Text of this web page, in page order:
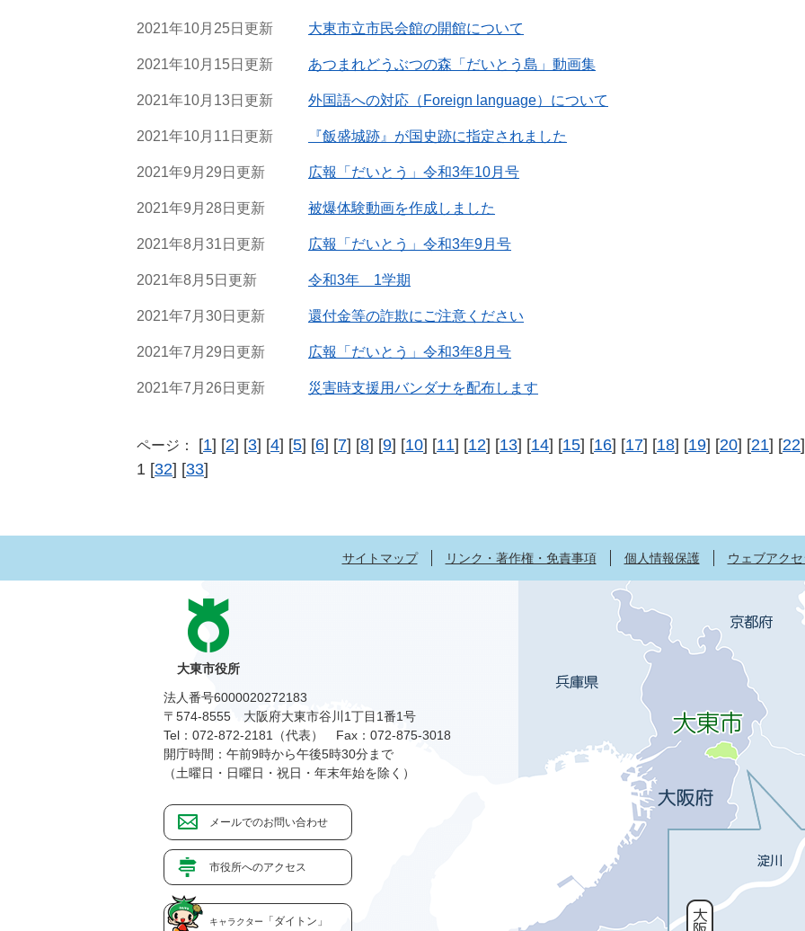
2021年10月25日更新 大東市立市民会館の開館について
2021年10月15日更新 あつまれどうぶつの森「だいとう島」動画集
2021年10月13日更新 外国語への対応（Foreign language）について
2021年10月11日更新 『飯盛城跡』が国史跡に指定されました
2021年9月29日更新 広報「だいとう」令和3年10月号
2021年9月28日更新 被爆体験動画を作成しました
2021年8月31日更新 広報「だいとう」令和3年9月号
2021年8月5日更新 令和3年 1学期
2021年7月30日更新 還付金等の詐欺にご注意ください
2021年7月29日更新 広報「だいとう」令和3年8月号
2021年7月26日更新 災害時支援用バンダナを配布します
ページ： [1] [2] [3] [4] [5] [6] [7] [8] [9] [10] [11] [12] [13] [14] [15] [16] [17] [18] [19] [20] [21] [22
1 [32] [33]
サイトマップ リンク・著作権・免責事項 個人情報保護 ウェブアク
大東市役所
法人番号6000020272183
〒574-8555 大阪府大東市谷川1丁目1番1号
Tel：072-872-2181（代表）
Fax：072-875-3018
開庁時間：午前9時から午後5時30分まで
（土曜日・日曜日・祝日・年末年始を除く）
メールでのお問い合わせ
市役所へのアクセス
キャラクター 「ダイトン」